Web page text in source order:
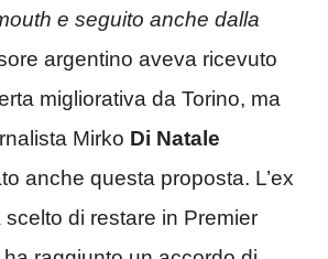
e seguito anche dalla
argentino aveva ricevuto
migliorativa da Torino, ma
Mirko Di Natale
anche questa proposta. L’ex
di restare in Premier